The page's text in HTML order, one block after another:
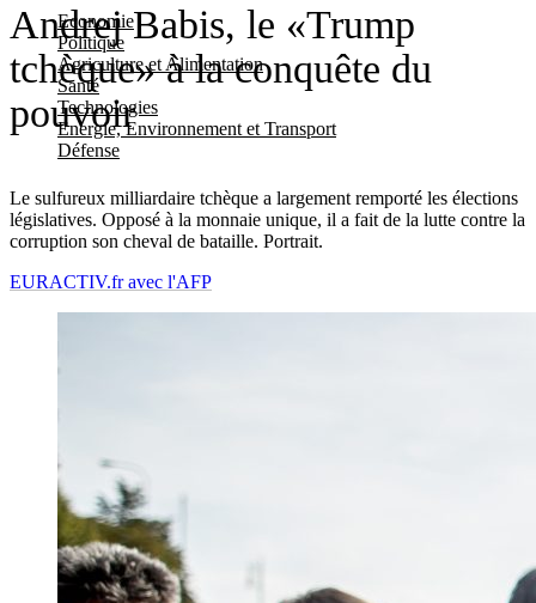
Economie
Politique
Agriculture et Alimentation
Santé
Technologies
Energie, Environnement et Transport
Défense
Andrej Babis, le «Trump
tchèque» à la conquête du
pouvoir
Le sulfureux milliardaire tchèque a largement remporté les élections
législatives. Opposé à la monnaie unique, il a fait de la lutte contre la
corruption son cheval de bataille. Portrait.
EURACTIV.fr avec l'AFP